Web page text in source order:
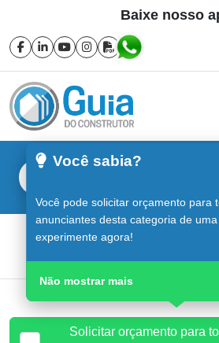
Baixe nosso
Projetos Estruturais
Guia do Construtor Guia Digital
Solicitar orçamento para
Você sabia?
Você pode solicitar orçamento para
anunciantes desta categoria de
experimente agora!
Não mostrar mais